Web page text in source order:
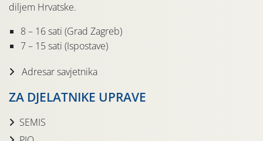
diljem Hrvatske.
8 – 16 sati (Grad Zagreb)
7 – 15 sati (Ispostave)
Adresar savjetnika
ZA DJELATNIKE UPRAVE
SEMIS